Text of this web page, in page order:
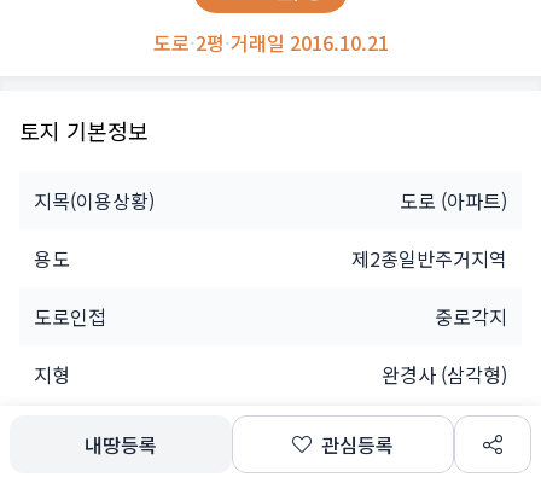
도로·2평·거래일 2016.10.21
토지 기본정보
지목(이용상황) 도로 (아파트)
용도
제2종일반주거지역
도로인접
중로각지
지형
완경사 (삼각형)
소유자 개인
공유인(1명)
내땅등록 관심등록